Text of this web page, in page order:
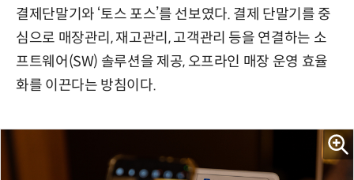
결제단말기와 ‘토스 포스’를 선보였다. 결제 단말기를 중
심으로 매장관리, 재고관리, 고객관리 등을 연결하는 소
프트웨어(SW) 솔루션을 제공, 오프라인 매장 운영 효율
화를 이끈다는 방침이다.